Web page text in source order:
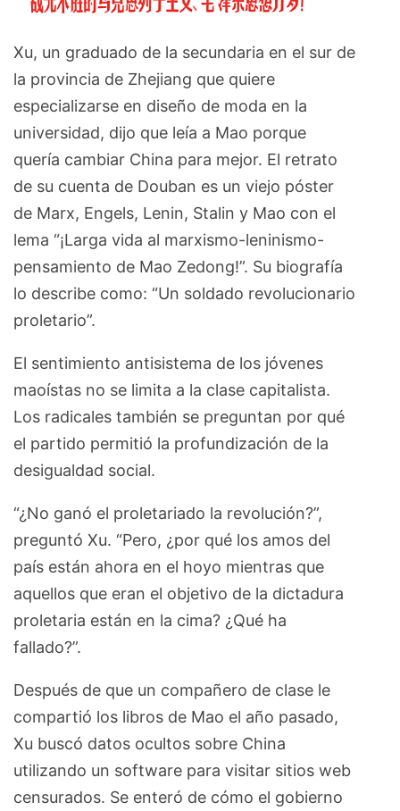
Xu, un graduado de la secundaria en el sur de
la provincia de Zhejiang que quiere
especializarse en diseño de moda en la
universidad, dijo que leía a Mao porque
quería cambiar China para mejor. El retrato
de su cuenta de Douban es un viejo póster
de Marx, Engels, Lenin, Stalin y Mao con el
lema “¡Larga vida al marxismo-leninismo-
pensamiento de Mao Zedong!”. Su biografía
lo describe como: “Un soldado revolucionario
proletario”.
El sentimiento antisistema de los jóvenes
maoístas no se limita a la clase capitalista.
Los radicales también se preguntan por qué
el partido permitió la profundización de la
desigualdad social.
“¿No ganó el proletariado la revolución?”,
preguntó Xu. “Pero, ¿por qué los amos del
país están ahora en el hoyo mientras que
aquellos que eran el objetivo de la dictadura
proletaria están en la cima? ¿Qué ha
fallado?”.
Después de que un compañero de clase le
compartió los libros de Mao el año pasado,
Xu buscó datos ocultos sobre China
utilizando un software para visitar sitios web
censurados. Se enteró de cómo el gobierno